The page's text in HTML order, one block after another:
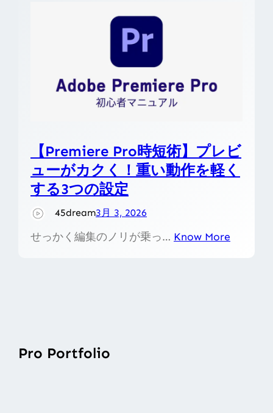
【Premiere Pro時短術】プレビ
ューがカクく！重い動作を軽く
する3つの設定
45dream3月 3, 2026
せっかく編集のノリが乗っ… Know More
Pro Portfolio